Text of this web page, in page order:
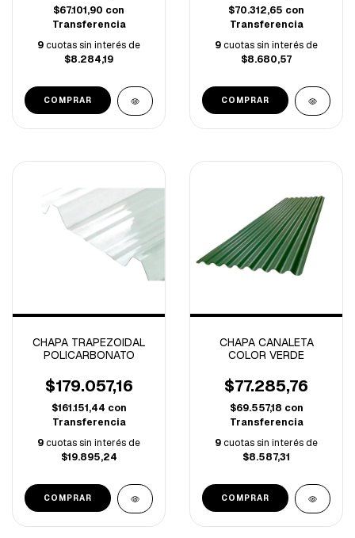
$67.101,90 con
Transferencia
9cuotas sin interés de
$8.284,19
COMPRAR
$70.312,65 con
Transferencia
9cuotas sin interés de
$8.680,57
COMPRAR
CHAPA TRAPEZOIDAL
POLICARBONATO
$179.057,16
$161.151,44 con
Transferencia
9cuotas sin interés de
$19.895,24
COMPRAR
CHAPA CANALETA
COLOR VERDE
$77.285,76
$69.557,18 con
Transferencia
9cuotas sin interés de
$8.587,31
COMPRAR